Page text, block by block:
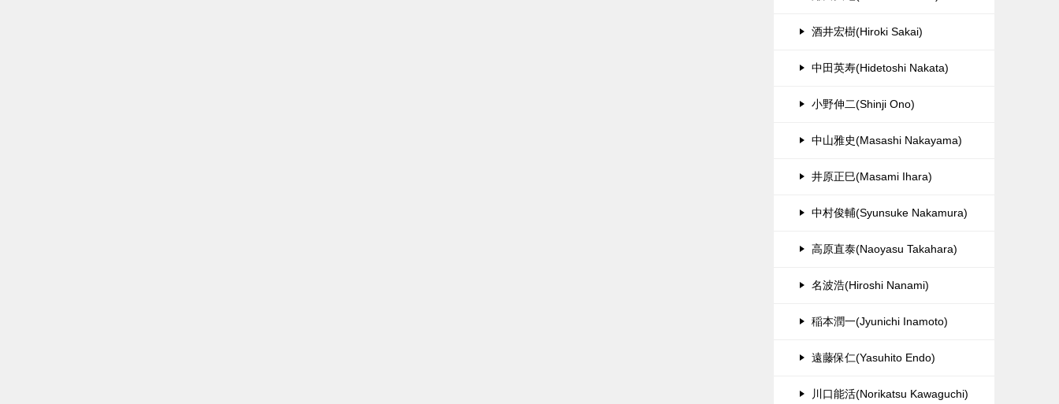
酒井宏樹(Hiroki Sakai)
中田英寿(Hidetoshi Nakata)
小野伸二(Shinji Ono)
中山雅史(Masashi Nakayama)
井原正巳(Masami Ihara)
中村俊輔(Syunsuke Nakamura)
高原直泰(Naoyasu Takahara)
名波浩(Hiroshi Nanami)
稲本潤一(Jyunichi Inamoto)
遠藤保仁(Yasuhito Endo)
川口能活(Norikatsu Kawaguchi)